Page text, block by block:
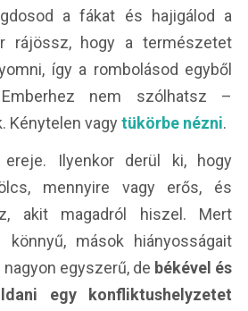
a fákat és hajigálod a
rájössz, hogy a természetet
így a rombolásod egyből
nem szólhatsz –
Kénytelen vagy tükörbe nézni.
Ilyenkor derül ki, hogy
mennyire vagy erős, és
akit magadról hiszel. Mert
könnyű, mások hiányosságait
egyszerű, de békével és
egy konfliktushelyzetet